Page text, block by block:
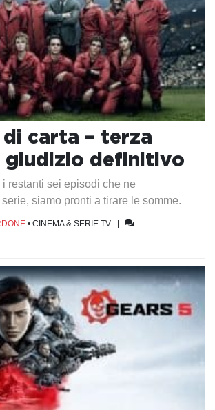
di carta – terza
giudizio definitivo
i restanti sei episodi che ne
siamo pronti a tirare le somme.
• CINEMA & SERIE TV |